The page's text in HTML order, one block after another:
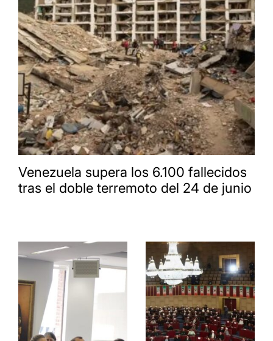
Venezuela supera los 6.100 fallecidos
tras el doble terremoto del 24 de junio